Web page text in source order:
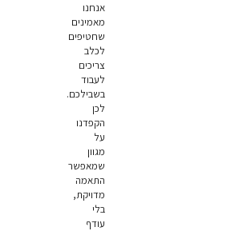
אנחנו
מאמינים
שחטיפים
לכלב
צריכים
לעבוד
בשבילכם.
לכן
הקפדנו
על
מגוון
שמאפשר
התאמה
מדויקת,
בלי
עודף